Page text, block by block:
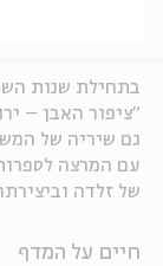
בתחילת שנות
"ציפור האבן –
גם שיריה של
עם המרצה
של זלדה
חיים על המדף